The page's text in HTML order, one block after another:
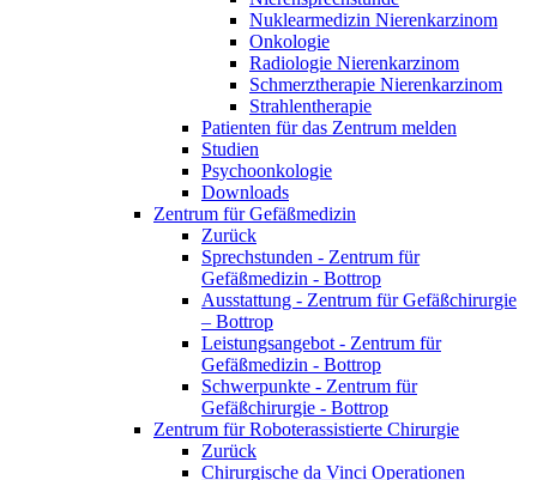
Nuklearmedizin Nierenkarzinom
Onkologie
Radiologie Nierenkarzinom
Schmerztherapie Nierenkarzinom
Strahlentherapie
Patienten für das Zentrum melden
Studien
Psychoonkologie
Downloads
Zentrum für Gefäßmedizin
Zurück
Sprechstunden - Zentrum für
Gefäßmedizin - Bottrop
Ausstattung - Zentrum für Gefäßchirurgie
– Bottrop
Leistungsangebot - Zentrum für
Gefäßmedizin - Bottrop
Schwerpunkte - Zentrum für
Gefäßchirurgie - Bottrop
Zentrum für Roboterassistierte Chirurgie
Zurück
Chirurgische da Vinci Operationen